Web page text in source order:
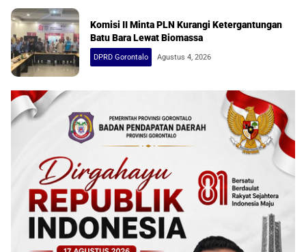
Komisi II Minta PLN Kurangi Ketergantungan
Batu Bara Lewat Biomassa
DPRD Gorontalo Agustus 4, 2026